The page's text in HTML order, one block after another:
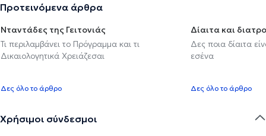
Προτεινόμενα άρθρα
Νταντάδες της Γειτονιάς
Τι περιλαμβάνει το Πρόγραμμα και τι
Δικαιολογητικά Χρειάζεσαι
Δες όλο το άρθρο
Δίαιτα και
Δες ποια δίαιτα
εσένα
Δες όλο το άρθρο
Χρήσιμοι σύνδεσμοι